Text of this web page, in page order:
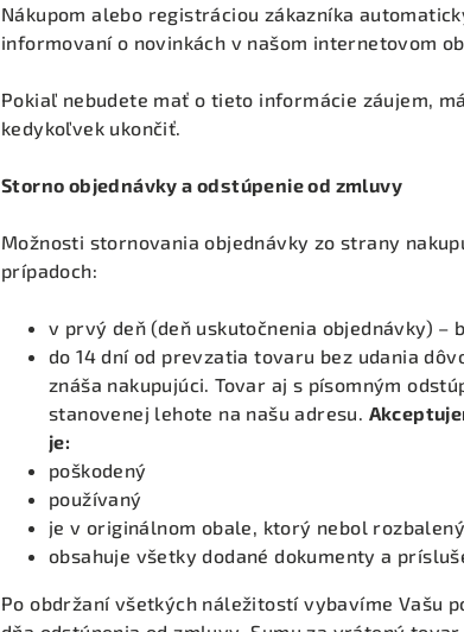
Nákupom alebo registráciou zákazníka
informovaní o novinkách v našom internetovom
Pokiaľ nebudete mať o tieto informácie záujem,
kedykoľvek ukončiť.
Storno objednávky a odstúpenie od zmluvy
Možnosti stornovania objednávky zo strany
prípadoch:
v prvý deň (deň uskutočnenia objednávky) –
do 14 dní od prevzatia tovaru bez udania
znáša nakupujúci. Tovar aj s písomným
stanovenej lehote na našu adresu.
je:
poškodený
používaný
je v originálnom obale, ktorý nebol rozbalený
obsahuje všetky dodané dokumenty a
Po obdržaní všetkých náležitostí vybavíme Vašu